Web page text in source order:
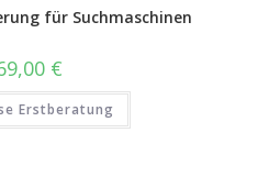
für Suchmaschinen
€
Erstberatung